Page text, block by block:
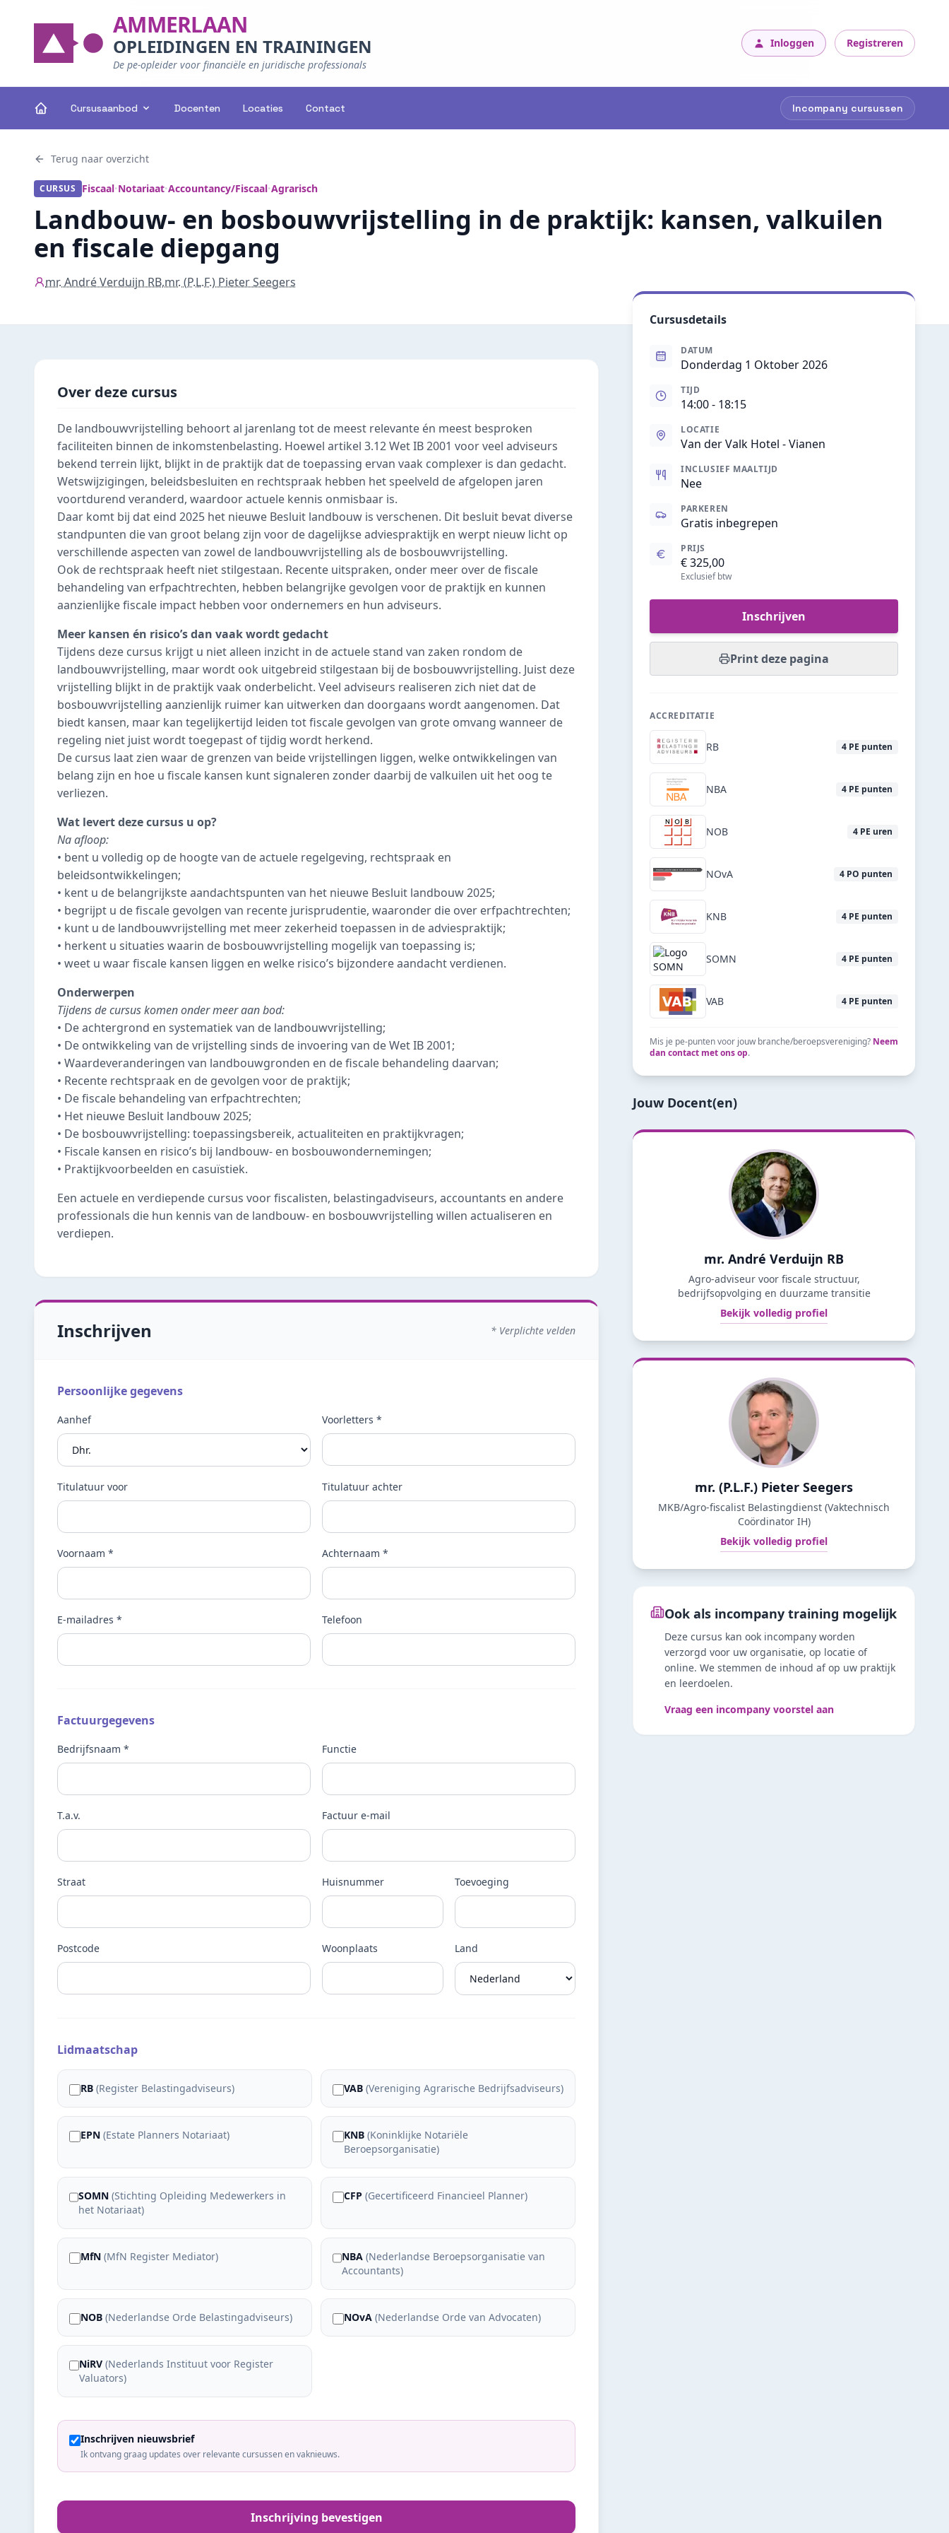
AMMERLAAN
OPLEIDINGEN EN TRAININGEN
De pe-opleider voor financiële en juridische professionals
Inloggen Registreren
Cursusaanbod Docenten Locaties Contact Incompany cursussen
Terug naar overzicht
CURSUS Fiscaal•Notariaat•Accountancy/Fiscaal•Agrarisch
Landbouw- en bosbouwvrijstelling in de praktijk: kansen, valkuilen
en fiscale diepgang
mr. André Verduijn RB,mr. (P.L.F.) Pieter Seegers
Over deze cursus
De landbouwvrijstelling behoort al jarenlang tot de meest relevante én meest besproken
faciliteiten binnen de inkomstenbelasting. Hoewel artikel 3.12 Wet IB 2001 voor veel adviseurs
bekend terrein lijkt, blijkt in de praktijk dat de toepassing ervan vaak complexer is dan gedacht.
Wetswijzigingen, beleidsbesluiten en rechtspraak hebben het speelveld de afgelopen jaren
voortdurend veranderd, waardoor actuele kennis onmisbaar is.
Daar komt bij dat eind 2025 het nieuwe Besluit landbouw is verschenen. Dit besluit bevat diverse
standpunten die van groot belang zijn voor de dagelijkse adviespraktijk en werpt nieuw licht op
verschillende aspecten van zowel de landbouwvrijstelling als de bosbouwvrijstelling.
Ook de rechtspraak heeft niet stilgestaan. Recente uitspraken, onder meer over de fiscale
behandeling van erfpachtrechten, hebben belangrijke gevolgen voor de praktijk en kunnen
aanzienlijke fiscale impact hebben voor ondernemers en hun adviseurs.
Meer kansen én risico’s dan vaak wordt gedacht
Tijdens deze cursus krijgt u niet alleen inzicht in de actuele stand van zaken rondom de
landbouwvrijstelling, maar wordt ook uitgebreid stilgestaan bij de bosbouwvrijstelling. Juist deze
vrijstelling blijkt in de praktijk vaak onderbelicht. Veel adviseurs realiseren zich niet dat de
bosbouwvrijstelling aanzienlijk ruimer kan uitwerken dan doorgaans wordt aangenomen. Dat
biedt kansen, maar kan tegelijkertijd leiden tot fiscale gevolgen van grote omvang wanneer de
regeling niet juist wordt toegepast of tijdig wordt herkend.
De cursus laat zien waar de grenzen van beide vrijstellingen liggen, welke ontwikkelingen van
belang zijn en hoe u fiscale kansen kunt signaleren zonder daarbij de valkuilen uit het oog te
verliezen.
Wat levert deze cursus u op?
Na afloop:
• bent u volledig op de hoogte van de actuele regelgeving, rechtspraak en
beleidsontwikkelingen;
• kent u de belangrijkste aandachtspunten van het nieuwe Besluit landbouw 2025;
• begrijpt u de fiscale gevolgen van recente jurisprudentie, waaronder die over erfpachtrechten;
• kunt u de landbouwvrijstelling met meer zekerheid toepassen in de adviespraktijk;
• herkent u situaties waarin de bosbouwvrijstelling mogelijk van toepassing is;
• weet u waar fiscale kansen liggen en welke risico’s bijzondere aandacht verdienen.
Onderwerpen
Tijdens de cursus komen onder meer aan bod:
• De achtergrond en systematiek van de landbouwvrijstelling;
• De ontwikkeling van de vrijstelling sinds de invoering van de Wet IB 2001;
• Waardeveranderingen van landbouwgronden en de fiscale behandeling daarvan;
• Recente rechtspraak en de gevolgen voor de praktijk;
• De fiscale behandeling van erfpachtrechten;
• Het nieuwe Besluit landbouw 2025;
• De bosbouwvrijstelling: toepassingsbereik, actualiteiten en praktijkvragen;
• Fiscale kansen en risico’s bij landbouw- en bosbouwondernemingen;
• Praktijkvoorbeelden en casuïstiek.
Een actuele en verdiepende cursus voor fiscalisten, belastingadviseurs, accountants en andere
professionals die hun kennis van de landbouw- en bosbouwvrijstelling willen actualiseren en
verdiepen.
Inschrijven * Verplichte velden
Persoonlijke gegevens
Aanhef Voorletters *
Titulatuur voor Titulatuur achter
Voornaam * Achternaam *
E-mailadres * Telefoon
Factuurgegevens
Bedrijfsnaam * Functie
T.a.v. Factuur e-mail
Straat Huisnummer Toevoeging
Postcode Woonplaats Land
Lidmaatschap
RB (Register Belastingadviseurs) VAB (Vereniging Agrarische Bedrijfsadviseurs)
EPN (Estate Planners Notariaat) KNB (Koninklijke Notariële
Beroepsorganisatie)
SOMN (Stichting Opleiding Medewerkers in
het Notariaat)
CFP (Gecertificeerd Financieel Planner)
MfN (MfN Register Mediator) NBA (Nederlandse Beroepsorganisatie van
Accountants)
NOB (Nederlandse Orde Belastingadviseurs) NOvA (Nederlandse Orde van Advocaten)
NiRV (Nederlands Instituut voor Register
Valuators)
Inschrijven nieuwsbrief
Ik ontvang graag updates over relevante cursussen en vaknieuws.
Inschrijving bevestigen
Cursusdetails
DATUM
Donderdag 1 Oktober 2026
TIJD
14:00- 18:15
LOCATIE
Van der Valk Hotel - Vianen
INCLUSIEF MAALTIJD
Nee
PARKEREN
Gratis inbegrepen
PRIJS
€ 325,00
Exclusief btw
Inschrijven
Print deze pagina
ACCREDITATIE
RB 4 PE punten
NBA 4 PE punten
NOB 4 PE uren
NOvA 4 PO punten
KNB 4 PE punten
SOMN 4 PE punten
VAB 4 PE punten
Mis je pe-punten voor jouw branche/beroepsvereniging? Neem
dan contact met ons op.
Jouw Docent(en)
mr. André Verduijn RB
Agro-adviseur voor fiscale structuur,
bedrijfsopvolging en duurzame transitie
Bekijk volledig profiel
mr. (P.L.F.) Pieter Seegers
MKB/Agro‑fiscalist Belastingdienst (Vaktechnisch
Coördinator IH)
Bekijk volledig profiel
Ook als incompany training mogelijk
Deze cursus kan ook incompany worden
verzorgd voor uw organisatie, op locatie of
online. We stemmen de inhoud af op uw praktijk
en leerdoelen.
Vraag een incompany voorstel aan